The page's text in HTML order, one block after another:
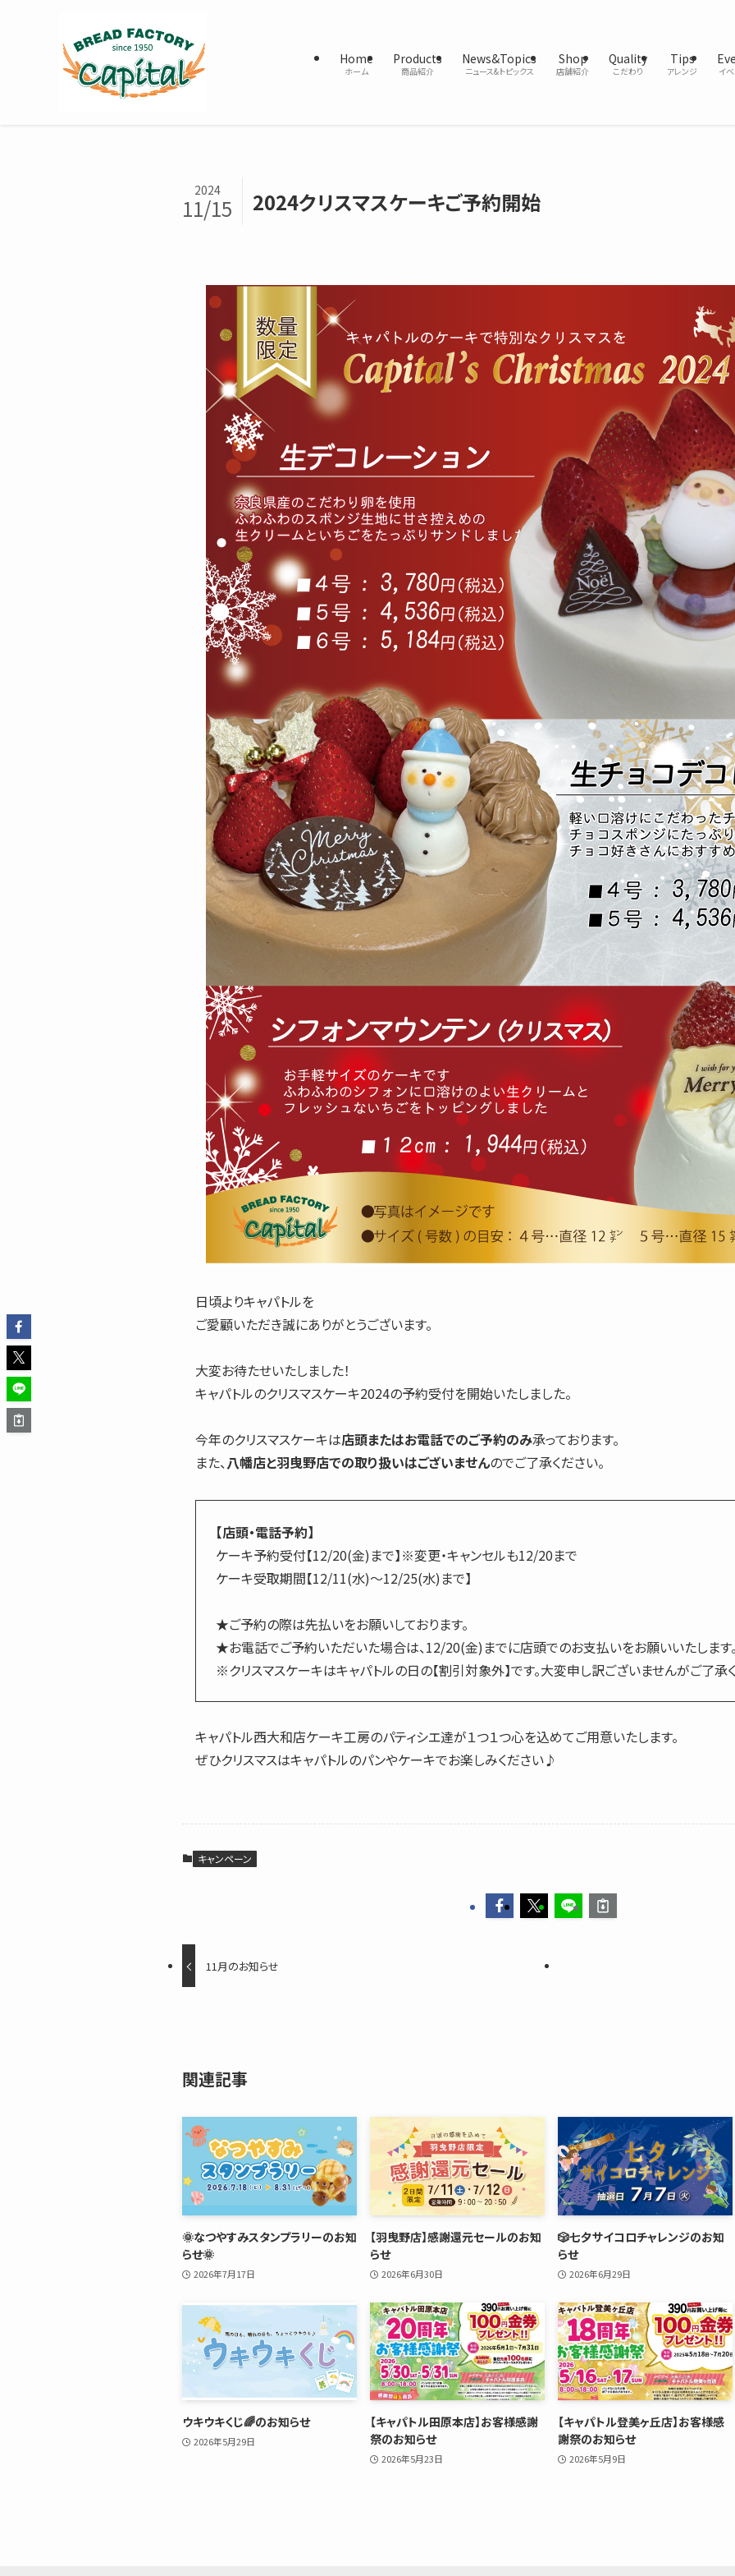
Home
ホーム
Products
商品紹介
News&Topics
ニュース&トピックス
Shop
店舗紹介
Quality
こだわり
Tips
アレンジ イ
2024クリスマスケーキご予約開始
2024
11/15
日頃よりキャパトルを
ご愛顧いただき誠にありがとうございます。
大変お待たせいたしました！
キャパトルのクリスマスケーキ2024の予約受付を開始いたしました。
今年のクリスマスケーキは店頭またはお電話でのご予約のみ承っております。
また、八幡店と羽曳野店での取り扱いはございませんのでご了承ください。
【店頭・電話予約】
ケーキ予約受付【12/20(金)まで】※変更・キャンセルも12/20まで
ケーキ受取期間【12/11(水)～12/25(水)まで】
★ご予約の際は先払いをお願いしております。
★お電話でご予約いただいた場合は、12/20(金)までに店頭でのお支払いをお願いいたします。
※クリスマスケーキはキャパトルの日の【割引対象外】です。大変申し訳ございませんがご了承
キャパトル西大和店ケーキ工房のパティシエ達が１つ１つ心を込めてご用意いたします。
ぜひクリスマスはキャパトルのパンやケーキでお楽しみください♪
キャンペーン
11月のお知らせ
関連記事
🌞なつやすみスタンプラリーのお知
らせ🌞
2026年7月17日
【羽曳野店】感謝還元セールのお知
らせ
2026年6月30日
🎲七夕サイコロチャレンジのお知
らせ
2026年6月29日
ウキウキくじ🌈のお知らせ
2026年5月29日
【キャパトル田原本店】お客様感謝
祭のお知らせ
2026年5月23日
【キャパトル登美ヶ丘店】お客様感
謝祭のお知らせ
2026年5月9日